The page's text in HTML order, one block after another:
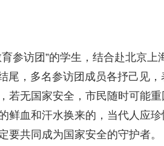
参访团”的学生，结合赴北京上
尾，多名参访团成员各抒己见
无国家安全，市民随时可能重
鲜血和汗水换来的，当代人应
共同成为国家安全的守护者。